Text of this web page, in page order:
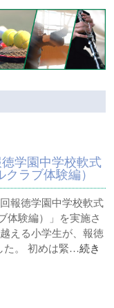
学園中学校軟式
ラブ体験編）
報徳学園中学校軟式
体験編）」を実施さ
える小学生が、報徳
た。 初めは緊…続き